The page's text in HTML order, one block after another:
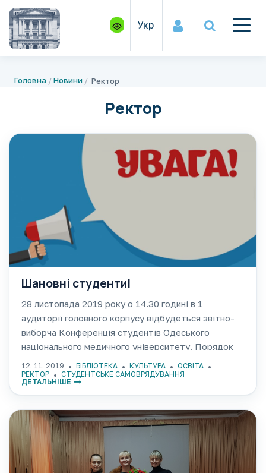
Укр
Головна Новини Ректор
Ректор
Шановні студенти!
28 листопада 2019 року о 14.30 годині в 1
аудиторії головного корпусу відбудеться звітно-
виборча Конференція студентів Одеського
національного медичного університету. Порядок
денний: 1. Звіт голови студентського
самоврядування за останній навчальний рік; 2.
Обрання нового голови студентського
12. 11. 2019 БІБЛІОТЕКА КУЛЬТУРА
ОСВІТА
РЕКТОР
СТУДЕНТСЬКЕ САМОВРЯДУВАННЯ
ДЕТАЛЬНІШЕ